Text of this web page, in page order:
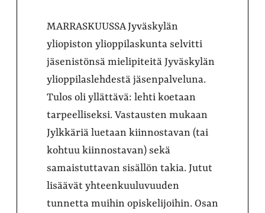
MARRASKUUSSA Jyväskylän
yliopiston ylioppilaskunta selvitti
jäsenistönsä mielipiteitä Jyväskylän
ylioppilaslehdestä jäsenpalveluna.
Tulos oli yllättävä: lehti koetaan
tarpeelliseksi. Vastausten mukaan
Jylkkäriä luetaan kiinnostavan (tai
kohtuu kiinnostavan) sekä
samaistuttavan sisällön takia. Jutut
lisäävät yhteenkuuluvuuden
tunnetta muihin opiskelijoihin. Osan